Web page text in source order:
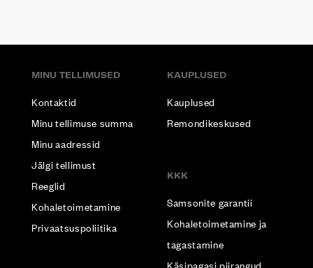
MINU TELLIMUSED
Kontaktid
Minu tellimuse summa
Minu aadressid
Jälgi tellimust
Reeglid
Kohaletoimetamine
Privaatsuspoliitika
KAUPLUSED
Kauplused
Remondikeskused
KKK
Samsonite garantii
Kohaletoimetamine ja
tagastamine